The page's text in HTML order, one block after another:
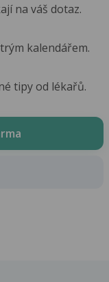
na váš dotaz.
kalendářem.
tipy od lékařů.